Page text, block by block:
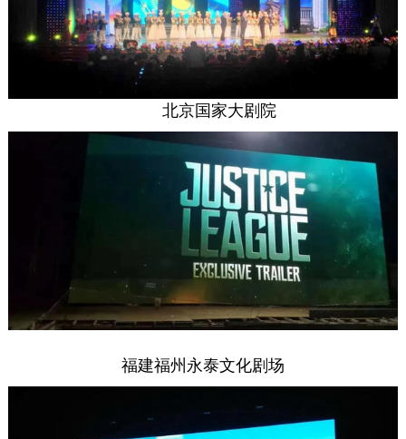
北京国家大剧院
福建福州永泰文化剧场